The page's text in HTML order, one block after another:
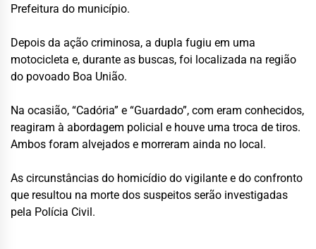
Prefeitura do município.
Depois da ação criminosa, a dupla fugiu em uma
motocicleta e, durante as buscas, foi localizada na região
do povoado Boa União.
Na ocasião, “Cadória” e “Guardado”, com eram conhecidos,
reagiram à abordagem policial e houve uma troca de tiros.
Ambos foram alvejados e morreram ainda no local.
As circunstâncias do homicídio do vigilante e do confronto
que resultou na morte dos suspeitos serão investigadas
pela Polícia Civil.